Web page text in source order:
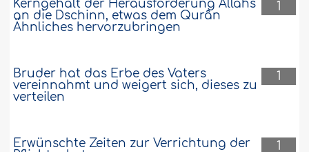
1
Kerngehalt der Herausforderung Allâhs
an die Dschinn, etwas dem Qurân
Ähnliches hervorzubringen
1
Bruder hat das Erbe des Vaters
vereinnahmt und weigert sich, dieses zu
verteilen
1
Erwünschte Zeiten zur Verrichtung der